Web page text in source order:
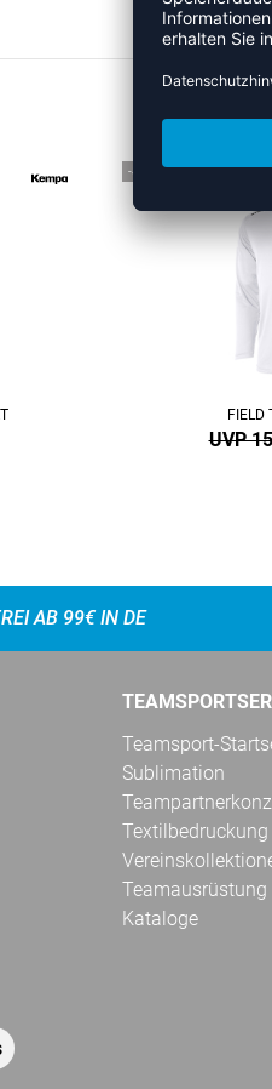
MEHR
-30%
FIELD
UVP
AB 99€ IN DE
Teamsport-
Sublimation
Textilbedruckung
Teamausrüstung
Kataloge